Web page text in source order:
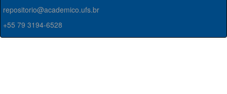
repositorio@academico.ufs.br
+55 79 3194-6528